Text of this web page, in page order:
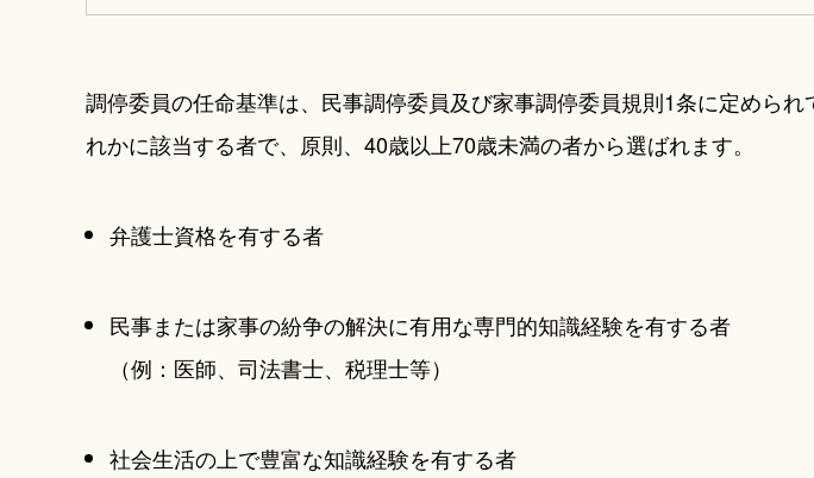
調停委員の任命基準は、民事調停委員及び家事調停委員規則1条に定めら
れかに該当する者で、原則、40歳以上70歳未満の者から選ばれます。
弁護士資格を有する者
民事または家事の紛争の解決に有用な専門的知識経験を有する者
（例：医師、司法書士、税理士等）
社会生活の上で豊富な知識経験を有する者